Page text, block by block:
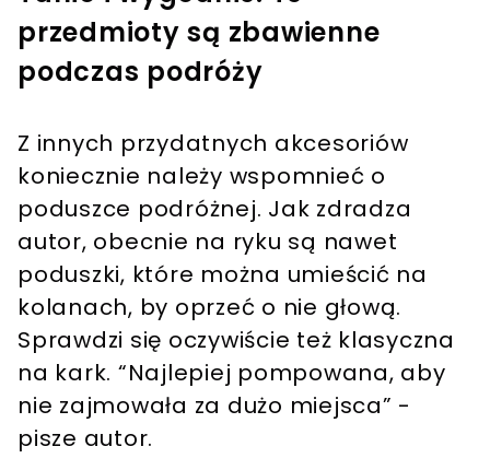
przedmioty są zbawienne
podczas podróży
Z innych przydatnych akcesoriów
koniecznie należy wspomnieć o
poduszce podróżnej. Jak zdradza
autor, obecnie na ryku są nawet
poduszki, które można umieścić na
kolanach, by oprzeć o nie głową.
Sprawdzi się oczywiście też klasyczna
na kark. “Najlepiej pompowana, aby
nie zajmowała za dużo miejsca” -
pisze autor.